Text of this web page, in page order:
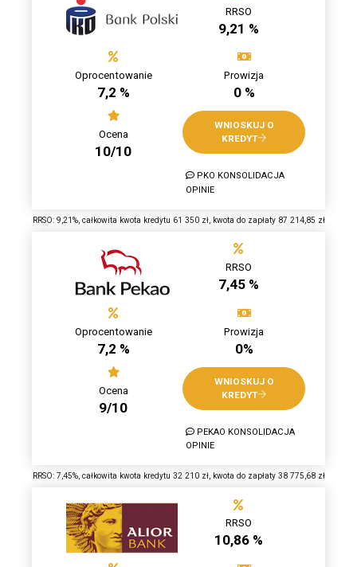
RRSO
9,21 %
Oprocentowanie
7,2 %
Prowizja
0 %
Ocena
10/10
WNIOSKUJ O
KREDYT
PKO KONSOLIDACJA
OPINIE
RRSO: 9,21%, całkowita kwota kredytu 61 350 zł, kwota do zapłaty 87 214,85 zł
RRSO
7,45 %
Oprocentowanie
7,2 %
Prowizja
0%
Ocena
9/10
WNIOSKUJ O
KREDYT
PEKAO KONSOLIDACJA
OPINIE
RRSO: 7,45%, całkowita kwota kredytu 32 210 zł, kwota do zapłaty 38 775,68 zł
RRSO
10,86 %